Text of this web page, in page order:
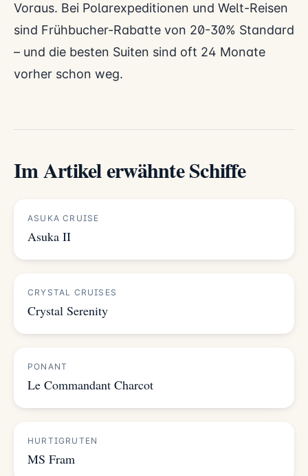
Voraus. Bei Polarexpeditionen und Welt-Reisen
sind Frühbucher-Rabatte von 20-30% Standard
– und die besten Suiten sind oft 24 Monate
vorher schon weg.
Im Artikel erwähnte Schiffe
ASUKA CRUISE
Asuka II
CRYSTAL CRUISES
Crystal Serenity
PONANT
Le Commandant Charcot
HURTIGRUTEN
MS Fram